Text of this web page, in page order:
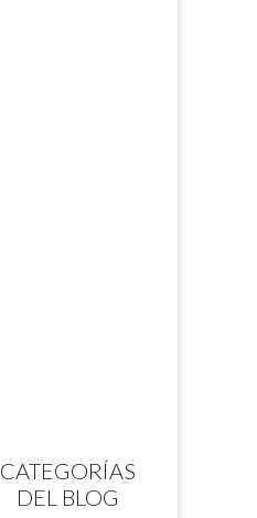
CATEGORÍAS
DEL BLOG